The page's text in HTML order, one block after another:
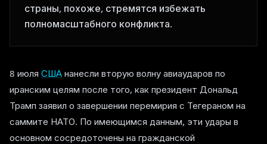
страны, похоже, стремятся избежать
полномасштабного конфликта.
8 июля США нанесли вторую волну авиаударов по
иранским целям после того, как президент Дональд
Трамп заявил о завершении перемирия с Тегераном на
саммите НАТО. По имеющимся данным, эти удары в
основном сосредоточены на гражданской